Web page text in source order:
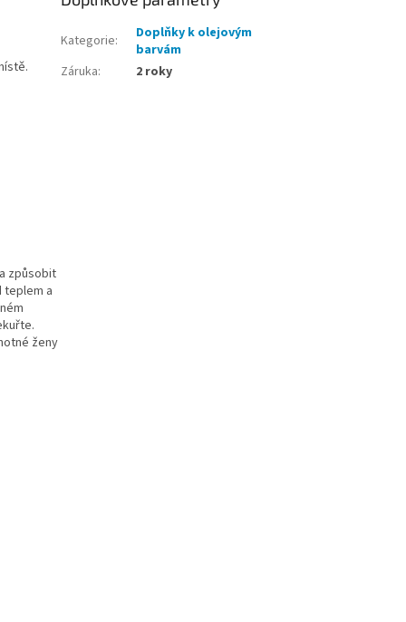
způsobit
teplem a
ženy
Kategorie:
Doplňky k olejovým
barvám
Záruka: 2 roky